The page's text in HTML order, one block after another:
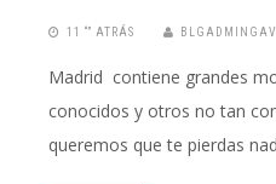
11 “” ATRÁS
Madrid contiene grandes
conocidos y otros no tan
queremos que te pierdas